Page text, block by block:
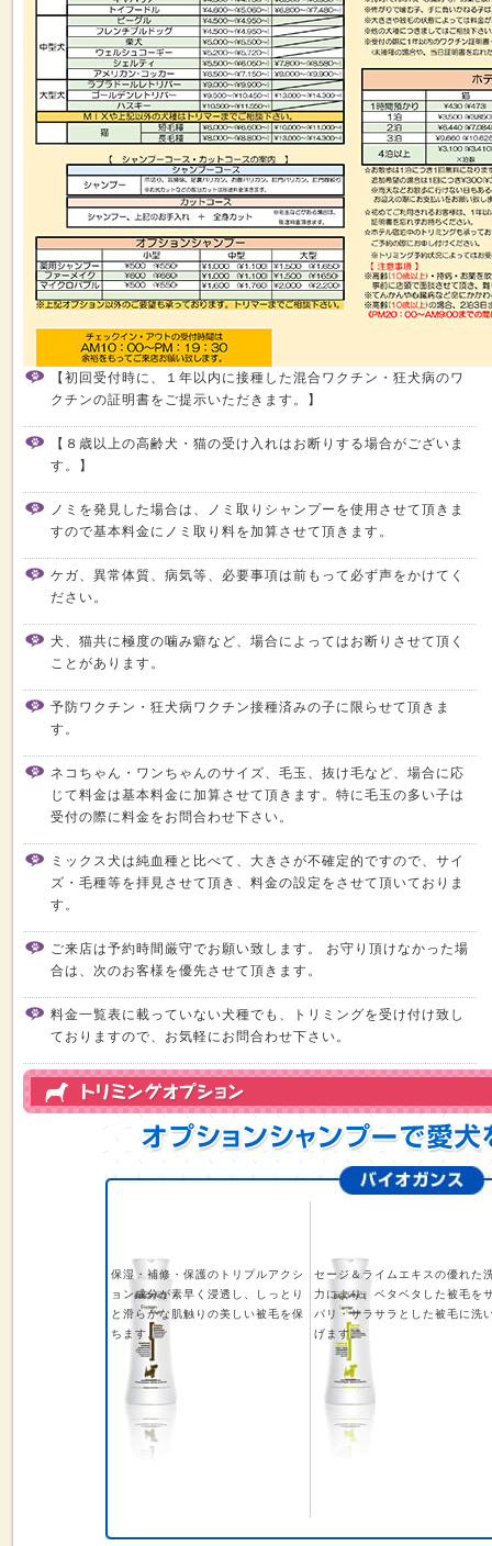
【初回受付時に、１年以内に接種した混合ワクチン・狂犬病のワ
クチンの証明書をご提示いただきます。】
【８歳以上の高齢犬・猫の受け入れはお断りする場合がございま
す。】
ノミを発見した場合は、ノミ取りシャンプーを使用させて頂きま
すので基本料金にノミ取り料を加算させて頂きます。
ケガ、異常体質、病気等、必要事項は前もって必ず声をかけてく
ださい。
犬、猫共に極度の噛み癖など、場合によってはお断りさせて頂く
ことがあります。
予防ワクチン・狂犬病ワクチン接種済みの子に限らせて頂きま
す。
ネコちゃん・ワンちゃんのサイズ、毛玉、抜け毛など、場合に応
じて料金は基本料金に加算させて頂きます。特に毛玉の多い子は
受付の際に料金をお問合わせ下さい。
ミックス犬は純血種と比べて、大きさが不確定的ですので、サイ
ズ・毛種等を拝見させて頂き、料金の設定をさせて頂いておりま
す。
ご来店は予約時間厳守でお願い致します。 お守り頂けなかった場
合は、次のお客様を優先させて頂きます。
料金一覧表に載っていない犬種でも、トリミングを受け付け致し
ておりますので、お気軽にお問合わせ下さい。
保湿・補修・保護のトリプルアクシ
ョン成分が素早く浸透し、しっとり
と滑らかな肌触りの美しい被毛を保
ちます。
セージ＆ライムエキスの優れた
力により、ベタベタした被毛を
パリ・サラサラとした被毛に洗
げます。